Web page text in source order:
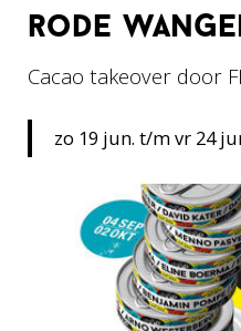
rode
Cacao takeover door
zo 19 jun. t/m vr 24